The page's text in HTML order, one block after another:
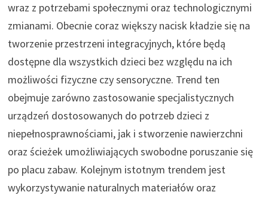
wraz z potrzebami społecznymi oraz technologicznymi
zmianami. Obecnie coraz większy nacisk kładzie się na
tworzenie przestrzeni integracyjnych, które będą
dostępne dla wszystkich dzieci bez względu na ich
możliwości fizyczne czy sensoryczne. Trend ten
obejmuje zarówno zastosowanie specjalistycznych
urządzeń dostosowanych do potrzeb dzieci z
niepełnosprawnościami, jak i stworzenie nawierzchni
oraz ścieżek umożliwiających swobodne poruszanie się
po placu zabaw. Kolejnym istotnym trendem jest
wykorzystywanie naturalnych materiałów oraz